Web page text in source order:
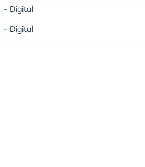
- Digital
- Digital